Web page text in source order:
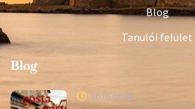
Blog
Tanulói felület
Blog
2026.06.08.